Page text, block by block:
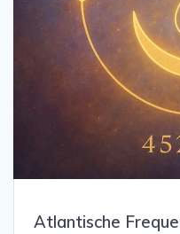
Atlantische